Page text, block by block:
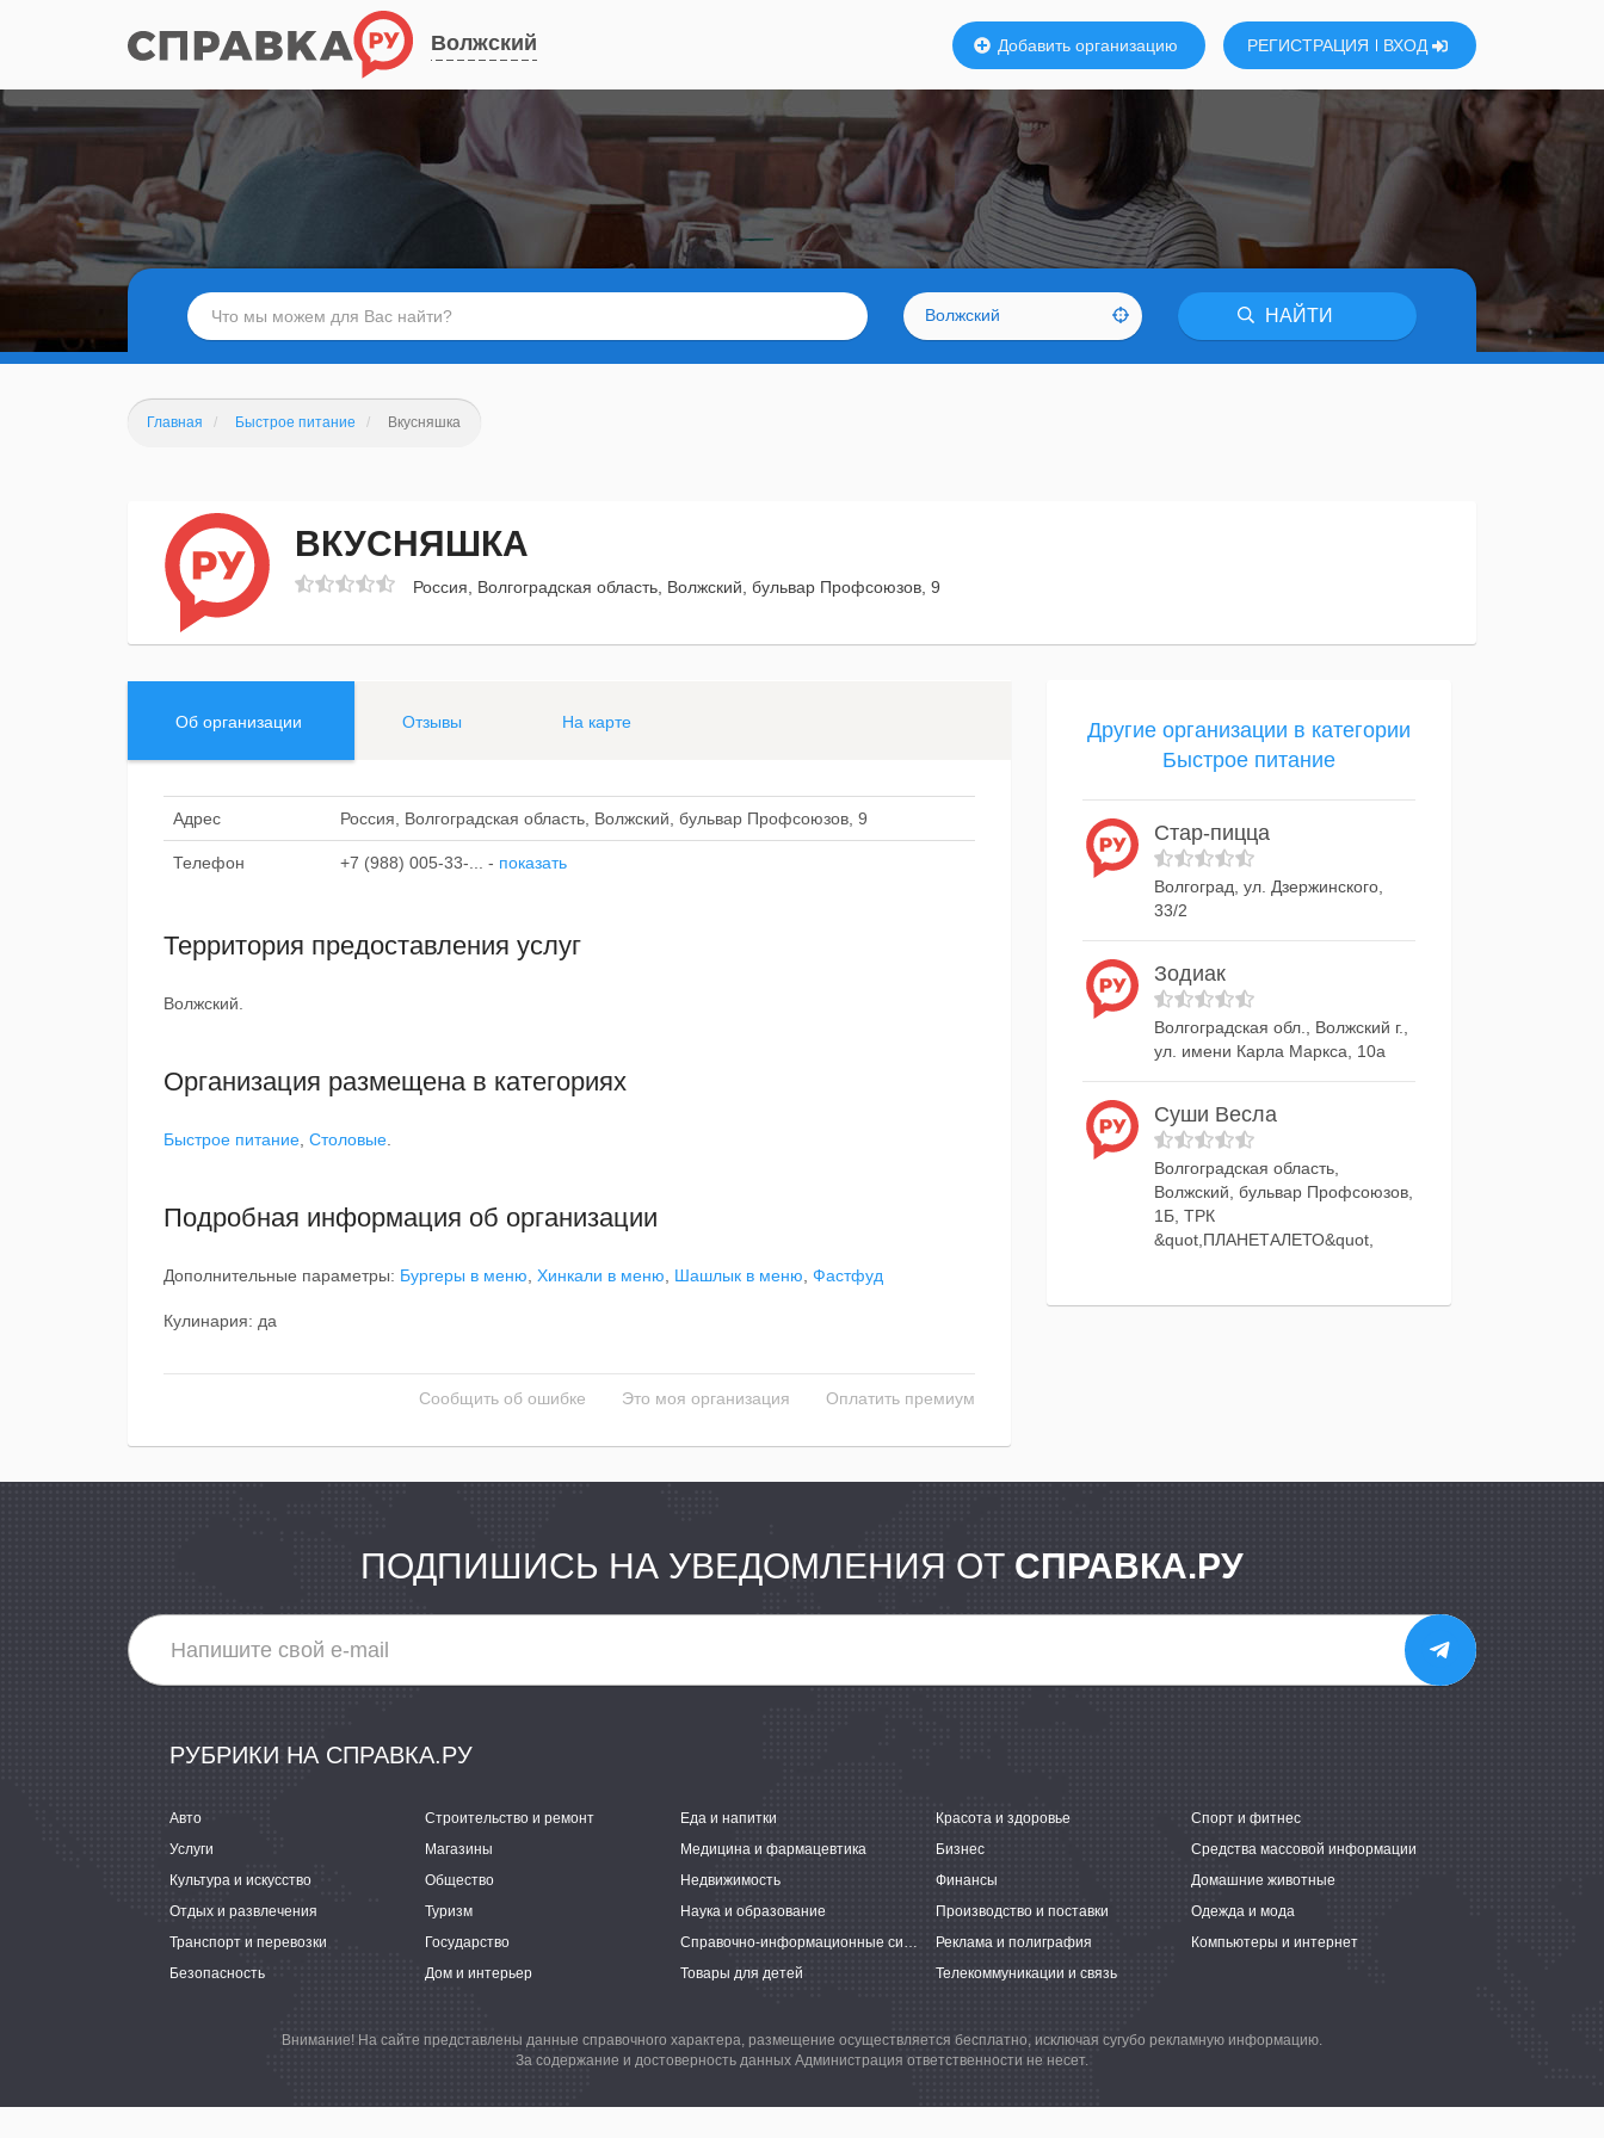
Волжский Добавить организацию РЕГИСТРАЦИЯ ВХОД
Волжский НАЙТИ
Главная Быстрое питание Вкусняшка
ВКУСНЯШКА
Россия, Волгоградская область, Волжский, бульвар Профсоюзов, 9
Об организации Отзывы На карте
Адрес Россия, Волгоградская область, Волжский, бульвар Профсоюзов, 9
Телефон +7 (988) 005-33-... - показать
Территория предоставления услуг
Волжский.
Организация размещена в категориях
Быстрое питание Столовые
Подробная информация об организации
Дополнительные параметры: Бургеры в меню Хинкали в меню Шашлык в меню Фастфуд
Кулинария: да
Сообщить об ошибке Это моя организация Оплатить премиум
Другие организации в категории
Быстрое питание
Стар-пицца
Волгоград, ул. Дзержинского,
33/2
Зодиак
Волгоградская обл., Волжский г.,
ул. имени Карла Маркса, 10а
Суши Весла
Волгоградская область,
Волжский, бульвар Профсоюзов,
1Б, ТРК
&quot,ПЛАНЕТАЛЕТО&quot,
ПОДПИШИСЬ НА УВЕДОМЛЕНИЯ ОТ СПРАВКА.РУ
РУБРИКИ НА СПРАВКА.РУ
Авто Строительство и ремонт Еда и напитки Красота и здоровье
Спорт и фитнес
Услуги
Магазины Медицина и фармацевтика Бизнес
Средства массовой информации
Культура и искусство
Общество Недвижимость Финансы
Домашние животные
Отдых и развлечения
Туризм Наука и образование Производство и поставки
Одежда и мода
Транспорт и перевозки
Государство Справочно-информационные системы Реклама и полиграфия
Компьютеры и интернет
Безопасность
Дом и интерьер Товары для детей Телекоммуникации и связь
Внимание! На сайте представлены данные справочного характера, размещение осуществляется бесплатно, исключая сугубо рекламную информацию.
За содержание и достоверность данных Администрация ответственности не несет.